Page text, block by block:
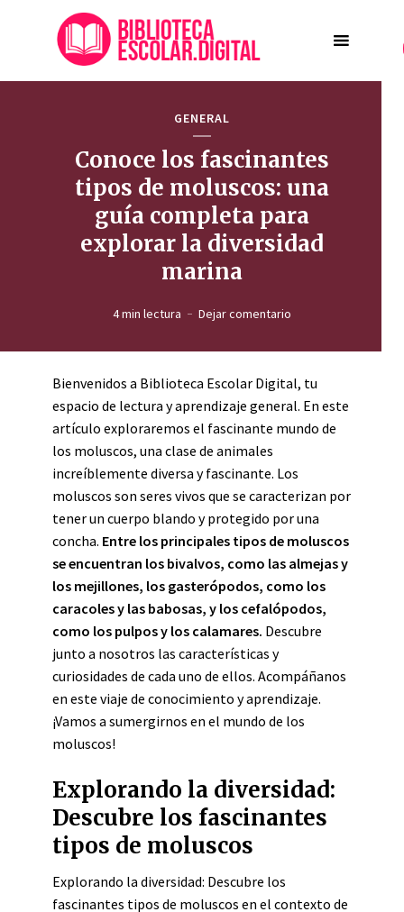
GENERAL
Conoce los fascinantes
tipos de moluscos: una
guía completa para
explorar la diversidad
marina
4 min lectura Dejar comentario
Bienvenidos a Biblioteca Escolar Digital, tu
espacio de lectura y aprendizaje general. En este
artículo exploraremos el fascinante mundo de
los moluscos, una clase de animales
increíblemente diversa y fascinante. Los
moluscos son seres vivos que se caracterizan por
tener un cuerpo blando y protegido por una
concha. Entre los principales tipos de moluscos
se encuentran los bivalvos, como las almejas y
los mejillones, los gasterópodos, como los
caracoles y las babosas, y los cefalópodos,
como los pulpos y los calamares. Descubre
junto a nosotros las características y
curiosidades de cada uno de ellos. Acompáñanos
en este viaje de conocimiento y aprendizaje.
¡Vamos a sumergirnos en el mundo de los
moluscos!
Explorando la diversidad:
Descubre los fascinantes
tipos de moluscos
Explorando la diversidad: Descubre los
fascinantes tipos de moluscos en el contexto de